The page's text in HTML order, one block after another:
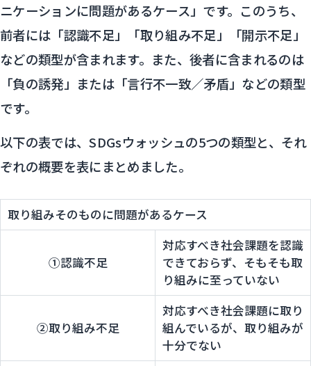
ニケーションに問題があるケース」です。このうち、
前者には「認識不足」「取り組み不足」「開示不足」
などの類型が含まれます。また、後者に含まれるのは
「負の誘発」または「言行不一致／矛盾」などの類型
です。
以下の表では、SDGsウォッシュの5つの類型と、それ
ぞれの概要を表にまとめました。
取り組みそのものに問題があるケース
①認識不足
対応すべき社会課題を認識
できておらず、そもそも取
り組みに至っていない
②取り組み不足
対応すべき社会課題に取り
組んでいるが、取り組みが
十分でない